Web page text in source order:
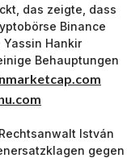
das zeigte, dass
Binance
Hankir
Behauptungen
István
gegen